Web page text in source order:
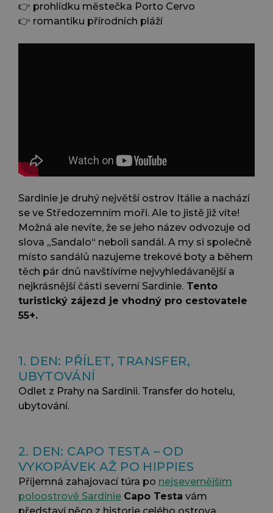
👉 prohlídku městečka Porto Cervo
👉 romantiku přírodních pláží
Sardinie je druhý největší ostrov Itálie a nachází
se ve Středozemním moři. Ale to jistě již víte!
Možná ale nevíte, že se jeho název odvozuje od
slova „Sandalo“ neboli sandál. A my si společně
místo sandálů nazujeme trekové boty a během
těch pár dnů navštívíme nejvyhledávanější a
nejkrásnější části severní Sardinie. Tento
turistický zájezd je vhodný pro cestovatele
55+.
1. DEN: PŘÍLET, TRANSFER,
UBYTOVÁNÍ
Odlet z Prahy na Sardinii. Transfer do hotelu,
ubytování.
2. DEN: CAPO TESTA – OD
VYKOPÁVEK AŽ PO HIPPIES
Příjemná zahajovací túra po nejsevernějším
poloostrově Sardinie Capo Testa vám